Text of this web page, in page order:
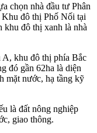
chọn nhà đầu tư Phân
đô thị Phố Nối tại
khu đô thị xanh là nhà
A, khu đô thị phía Bắc
đó gần 62ha là diện
mặt nước, hạ tầng kỹ
là đất nông nghiệp
giao thông.